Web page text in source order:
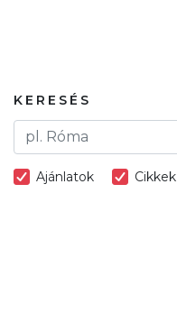
KERESÉS
Ajánlatok Cikkek